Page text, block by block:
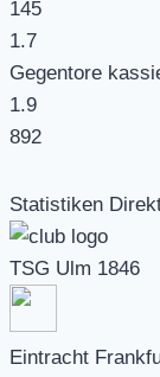
145
1.7
Gegentore
1.9
892
Statistiken
TSG Ulm 1846
Eintracht